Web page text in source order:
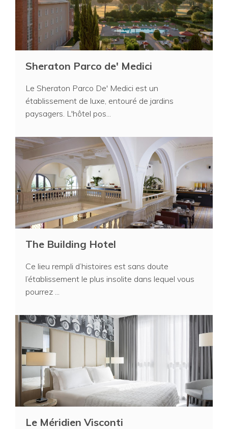
Sheraton Parco de' Medici
Le Sheraton Parco De' Medici est un
établissement de luxe, entouré de jardins
paysagers. L'hôtel pos...
The Building Hotel
Ce lieu rempli d’histoires est sans doute
l’établissement le plus insolite dans lequel vous
pourrez ...
Le Méridien Visconti